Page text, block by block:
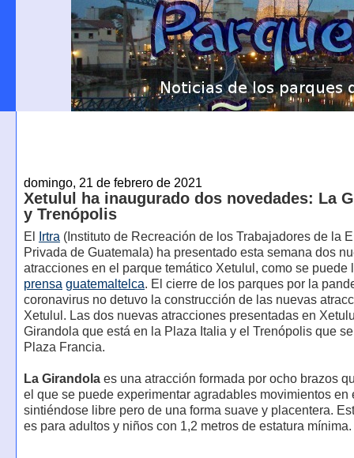
domingo, 21 de febrero de 2021
Xetulul ha inaugurado dos novedades: La
y Trenópolis
El Irtra (Instituto de Recreación de los Trabajadores de la
Privada de Guatemala) ha presentado esta semana dos
atracciones en el parque temático Xetulul, como se puede
prensa guatemaltelca. El cierre de los parques por la
coronavirus no detuvo la construcción de las nuevas
Xetulul. Las dos nuevas atracciones presentadas en
Girandola que está en la Plaza Italia y el Trenópolis que
Plaza Francia.
La Girandolaes una atracción formada por ocho brazos
el que se puede experimentar agradables movimientos en
sintiéndose libre pero de una forma suave y placentera.
es para adultos y niños con 1,2 metros de estatura mínima.